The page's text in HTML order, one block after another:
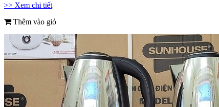
>> Xem chi tiết
Thêm vào giỏ